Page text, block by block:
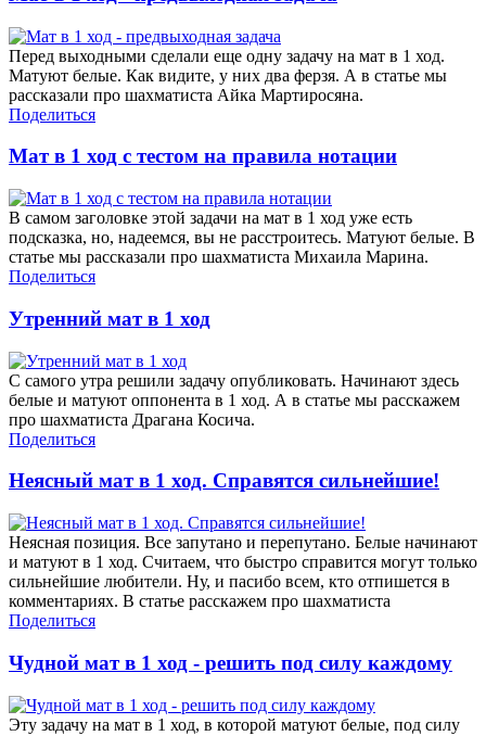
Перед выходными сделали еще одну задачу на мат в 1 ход.
Матуют белые. Как видите, у них два ферзя. А в статье мы
рассказали про шахматиста Айка Мартиросяна.
Поделиться
Мат в 1 ход с тестом на правила нотации
В самом заголовке этой задачи на мат в 1 ход уже есть
подсказка, но, надеемся, вы не расстроитесь. Матуют белые. В
статье мы рассказали про шахматиста Михаила Марина.
Поделиться
Утренний мат в 1 ход
С самого утра решили задачу опубликовать. Начинают здесь
белые и матуют оппонента в 1 ход. А в статье мы расскажем
про шахматиста Драгана Косича.
Поделиться
Неясный мат в 1 ход. Справятся сильнейшие!
Неясная позиция. Все запутано и перепутано. Белые начинают
и матуют в 1 ход. Считаем, что быстро справится могут только
сильнейшие любители. Ну, и пасибо всем, кто отпишется в
комментариях. В статье расскажем про шахматиста
Поделиться
Чудной мат в 1 ход - решить под силу каждому
Эту задачу на мат в 1 ход, в которой матуют белые, под силу